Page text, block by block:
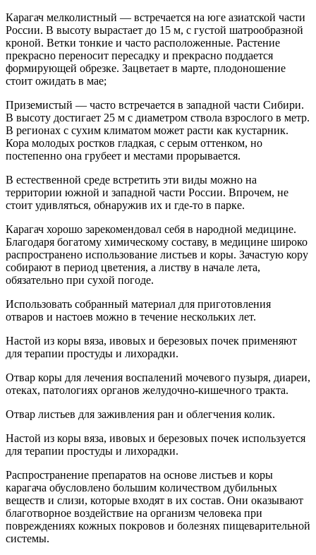
Карагач мелколистный — встречается на юге азиатской части
России. В высоту вырастает до 15 м, с густой шатрообразной
кроной. Ветки тонкие и часто расположенные. Растение
прекрасно переносит пересадку и прекрасно поддается
формирующей обрезке. Зацветает в марте, плодоношение
стоит ожидать в мае;
Приземистый — часто встречается в западной части Сибири.
В высоту достигает 25 м с диаметром ствола взрослого в метр.
В регионах с сухим климатом может расти как кустарник.
Кора молодых ростков гладкая, с серым оттенком, но
постепенно она грубеет и местами прорывается.
В естественной среде встретить эти виды можно на
территории южной и западной части России. Впрочем, не
стоит удивляться, обнаружив их и где-то в парке.
Карагач хорошо зарекомендовал себя в народной медицине.
Благодаря богатому химическому составу, в медицине широко
распространено использование листьев и коры. Зачастую кору
собирают в период цветения, а листву в начале лета,
обязательно при сухой погоде.
Использовать собранный материал для приготовления
отваров и настоев можно в течение нескольких лет.
Настой из коры вяза, ивовых и березовых почек применяют
для терапии простуды и лихорадки.
Отвар коры для лечения воспалений мочевого пузыря, диареи,
отеках, патологиях органов желудочно-кишечного тракта.
Отвар листьев для заживления ран и облегчения колик.
Настой из коры вяза, ивовых и березовых почек используется
для терапии простуды и лихорадки.
Распространение препаратов на основе листьев и коры
карагача обусловлено большим количеством дубильных
веществ и слизи, которые входят в их состав. Они оказывают
благотворное воздействие на организм человека при
повреждениях кожных покровов и болезнях пищеварительной
системы.